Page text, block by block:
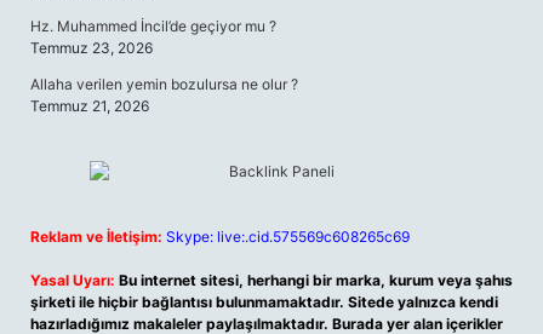
Hz. Muhammed İncil’de geçiyor mu ?
Temmuz 23, 2026
Allaha verilen yemin bozulursa ne olur ?
Temmuz 21, 2026
Reklam ve İletişim: Skype: live:.cid.575569c608265c69
Yasal Uyarı: Bu internet sitesi, herhangi bir marka, kurum veya şahıs
şirketi ile hiçbir bağlantısı bulunmamaktadır. Sitede yalnızca kendi
hazırladığımız makaleler paylaşılmaktadır. Burada yer alan içerikler